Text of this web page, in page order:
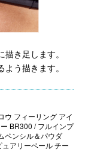
き足します。
う描きます。
フィーリング アイ
BR300 / フルインプ
ペンシル＆パウダ
アリーベール チー